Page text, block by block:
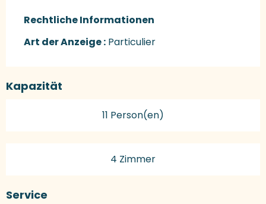
Rechtliche Informationen
Rechtliche Informationen
Art der Anzeige : Particulier
Kapazität
11 Person(en)
4 Zimmer
Service